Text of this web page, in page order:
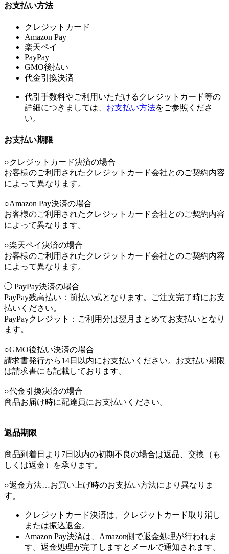
お支払い方法
クレジットカード
Amazon Pay
楽天ペイ
PayPay
GMO後払い
代金引換決済
代引手数料やご利用いただけるクレジットカード等の
詳細につきましては、 お支払い方法をご参照くださ
い。
お支払い期限
○クレジットカード決済の場合
お客様のご利用されたクレジットカード会社とのご契約内容
によって異なります。
○Amazon Pay決済の場合
お客様のご利用されたクレジットカード会社とのご契約内容
によって異なります。
○楽天ペイ決済の場合
お客様のご利用されたクレジットカード会社とのご契約内容
によって異なります。
◯ PayPay決済の場合
PayPay残高払い：前払い式となります。ご注文完了時にお支
払いください。
PayPayクレジット：ご利用分は翌月まとめてお支払いとなり
ます。
○GMO後払い決済の場合
請求書発行から14日以内にお支払いください。お支払い期限
は請求書にも記載しております。
○代金引換決済の場合
商品お届け時に配達員にお支払いください。
返品期限
商品到着日より7日以内の初期不良の場合は返品、交換（も
しくは返金）を承ります。
○返金方法…お買い上げ時のお支払い方法により異なりま
す。
クレジットカード決済は、クレジットカード取り消し
または振込返金。
Amazon Pay決済は、Amazon側で返金処理が行われま
す。返金処理が完了しますとメールで通知されます。